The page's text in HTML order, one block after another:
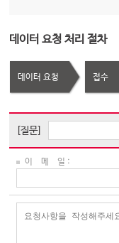
데이터 요청 처리 절차
데이터 요청 접수
[질문]
이 메 일 :